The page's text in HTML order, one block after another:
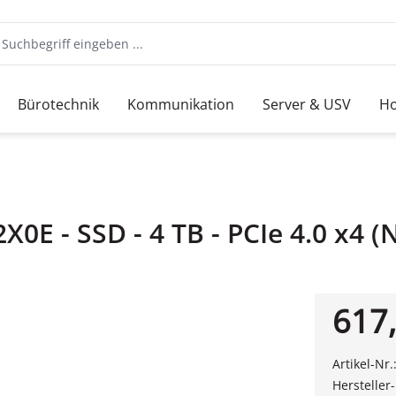
Bürotechnik Kommunikation Server & USV
- SSD - 4 TB - PCIe 4.0 x4
Artikel-